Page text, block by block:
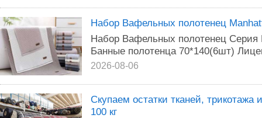
Набор Вафельных полотенец
Набор Вафельных полотенец Серия
Банные полотенца 70*140(6шт)
2026-08-06
Скупаем остатки тканей, трикотажа
100 кг